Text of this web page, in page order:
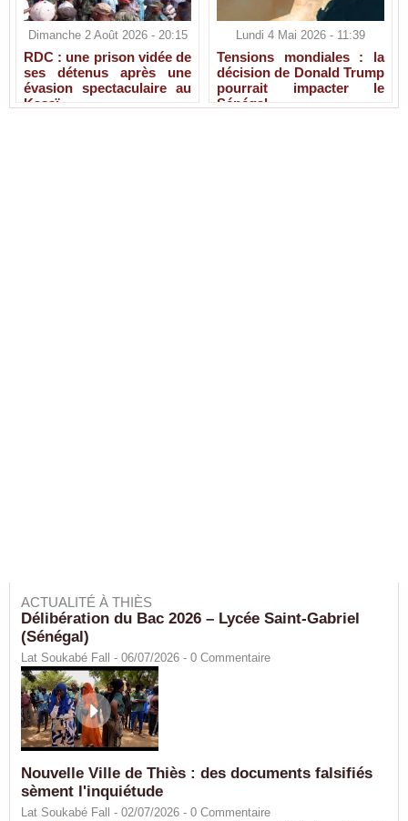
Dimanche 2 Août 2026 - 20:15
RDC : une prison vidée de
ses détenus après une
évasion spectaculaire au
Kasaï
Lundi 4 Mai 2026 - 11:39
Tensions mondiales : la
décision de Donald Trump
pourrait impacter le
Sénégal
ACTUALITÉ À THIÈS
Délibération du Bac 2026 – Lycée Saint-Gabriel
(Sénégal)
Lat Soukabé Fall - 06/07/2026 - 0 Commentaire
Nouvelle Ville de Thiès : des documents falsifiés
sèment l'inquiétude
Lat Soukabé Fall - 02/07/2026 - 0 Commentaire